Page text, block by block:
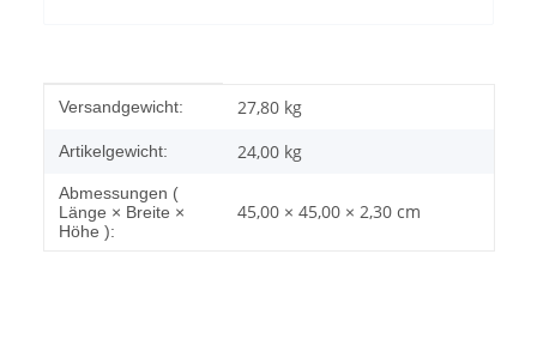
Produkteigenschaft
Wert
Versandgewicht: 27,80 kg
Artikelgewicht: 24,00 kg
Abmessungen (
Länge × Breite ×
Höhe ):
45,00 × 45,00 × 2,30 cm